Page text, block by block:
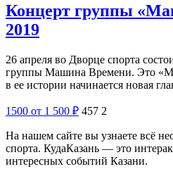
Концерт группы
2019
26 апреля во Дворце спорта
группы Машина Времени. Это
в ее истории начинается новая
1500 от 1 500 ₽ 457 2
На нашем сайте вы узнаете всё
спорта. КудаКазань — это
интересных событий Казани.